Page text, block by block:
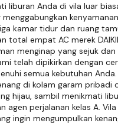
liburan Anda di vila luar
menggabungkan
kamar tidur dan ruang
total empat AC merek
menginap yang sejuk dan
telah dipikirkan dengan
semua kebutuhan
di kolam garam pribadi
hijau, sambil menikmati
agen perjalanan kelas A.
ingin mengumpulkan